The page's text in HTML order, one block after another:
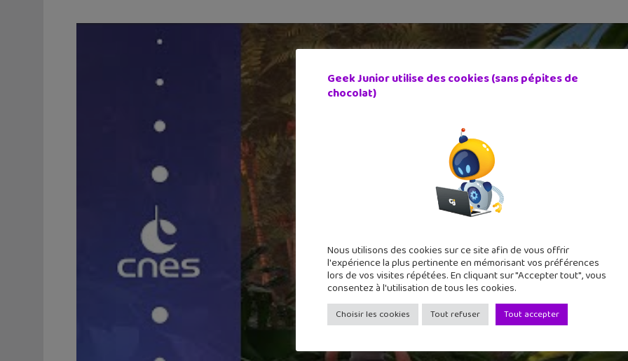
Geek Junior utilise des cookies (sans pépites de
chocolat)
Nous utilisons des cookies sur ce site afin de vous offrir
l'expérience la plus pertinente en mémorisant vos préférences
lors de vos visites répétées. En cliquant sur "Accepter tout", vous
consentez à l'utilisation de tous les cookies.
Choisir les cookies Tout refuser Tout accepter